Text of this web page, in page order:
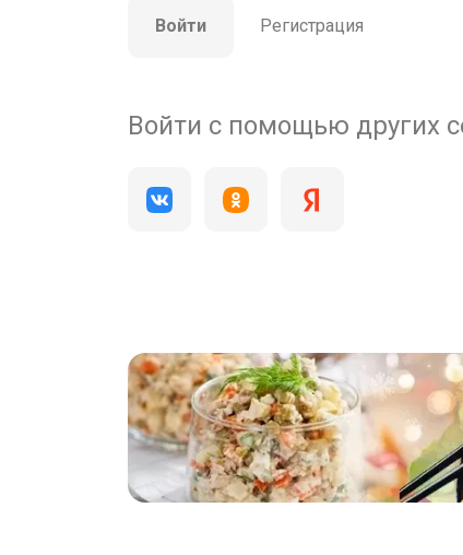
Войти Регистрация
Войти с помощью других
200 000+